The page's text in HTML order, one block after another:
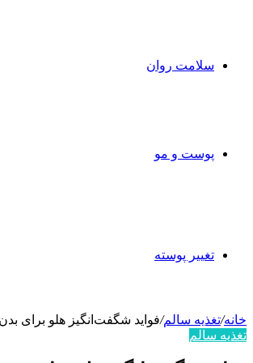
سلامت روان
پوست و مو
تغییر پوسته
خانه/تغذیه سالم/فواید شگفت‌انگیز هلو برای
تغذیه سالم